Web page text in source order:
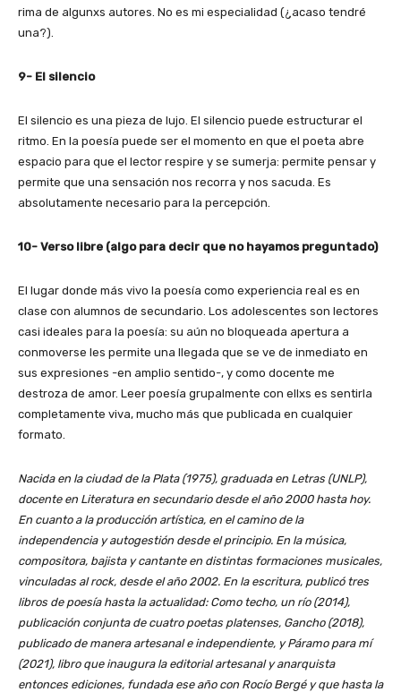
rima de algunxs autores. No es mi especialidad (¿acaso tendré
una?).
9- El silencio
El silencio es una pieza de lujo. El silencio puede estructurar el
ritmo. En la poesía puede ser el momento en que el poeta abre
espacio para que el lector respire y se sumerja: permite pensar y
permite que una sensación nos recorra y nos sacuda. Es
absolutamente necesario para la percepción.
10- Verso libre (algo para decir que no hayamos preguntado)
El lugar donde más vivo la poesía como experiencia real es en
clase con alumnos de secundario. Los adolescentes son lectores
casi ideales para la poesía: su aún no bloqueada apertura a
conmoverse les permite una llegada que se ve de inmediato en
sus expresiones -en amplio sentido-, y como docente me
destroza de amor. Leer poesía grupalmente con ellxs es sentirla
completamente viva, mucho más que publicada en cualquier
formato.
Nacida en la ciudad de la Plata (1975), graduada en Letras (UNLP),
docente en Literatura en secundario desde el año 2000 hasta hoy.
En cuanto a la producción artística, en el camino de la
independencia y autogestión desde el principio. En la música,
compositora, bajista y cantante en distintas formaciones musicales,
vinculadas al rock, desde el año 2002. En la escritura, publicó tres
libros de poesía hasta la actualidad: Como techo, un río (2014),
publicación conjunta de cuatro poetas platenses, Gancho (2018),
publicado de manera artesanal e independiente, y Páramo para mí
(2021), libro que inaugura la editorial artesanal y anarquista
entonces ediciones, fundada ese año con Rocío Bergé y que hasta la